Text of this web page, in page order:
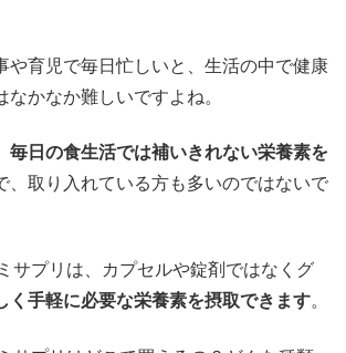
や育児で毎日忙しいと、生活の中で健康
なかなか難しいですよね。
毎日の食生活では補いきれない栄養素を
、取り入れている方も多いのではないで
サプリは、カプセルや錠剤ではなくグ
く手軽に必要な栄養素を摂取できます。